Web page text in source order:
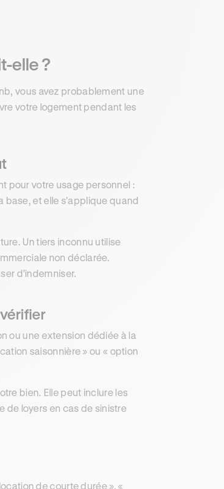
elle ?
vous avez probablement une
votre logement pendant les
pour votre usage personnel :
base, et elle s'applique quand
Un tiers inconnu utilise
non déclarée.
d'indemniser.
ou une extension dédiée à la
saisonnière » ou « option
bien. Elle peut inclure les
de loyers en cas de sinistre
de courte durée », «